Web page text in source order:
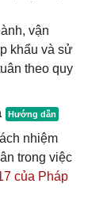
vận
khẩu và sử
theo quy
nhiệm
trong việc
của Pháp